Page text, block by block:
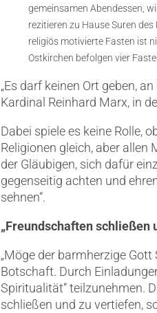
gemeinsamen Abendessen,
rezitieren zu Hause Suren
religiös motivierte Fasten ist
Ostkirchen befolgen vier
„Es darf keinen Ort geben,
Kardinal Reinhard Marx, in
Dabei spiele es keine Rolle,
Religionen gleich, aber allen
der Gläubigen, sich dafür
gegenseitig achten und
sehnen“.
„Freundschaften schließen
„Möge der barmherzige
Botschaft. Durch
Spiritualität“ teilzunehmen.
schließen und zu vertiefen,